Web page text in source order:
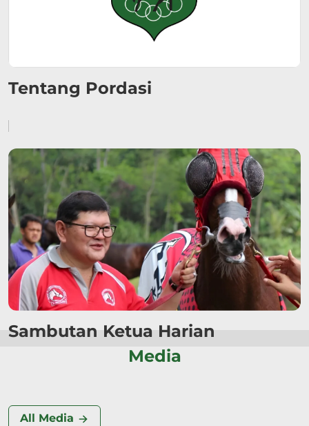
Tentang Pordasi
Sambutan Ketua Harian
Media
All Media